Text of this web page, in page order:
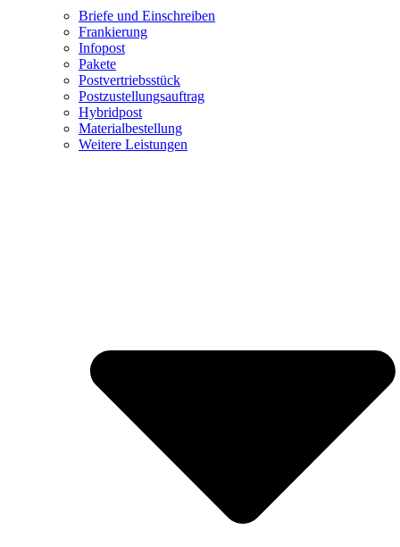
Briefe und Einschreiben
Frankierung
Infopost
Pakete
Postvertriebsstück
Postzustellungsauftrag
Hybridpost
Materialbestellung
Weitere Leistungen